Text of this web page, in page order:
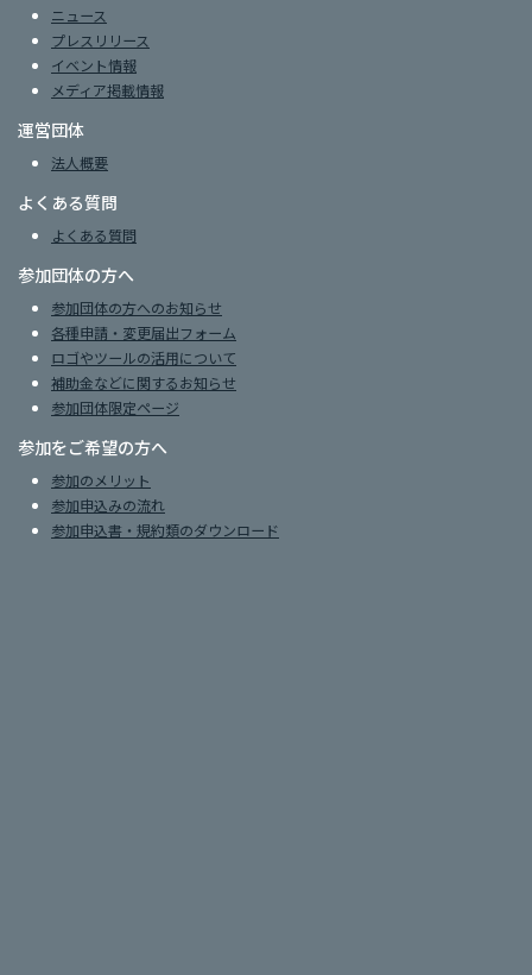
ニュース
プレスリリース
イベント情報
メディア掲載情報
運営団体
法人概要
よくある質問
よくある質問
参加団体の方へ
参加団体の方へのお知らせ
各種申請・変更届出フォーム
ロゴやツールの活用について
補助金などに関するお知らせ
参加団体限定ページ
参加をご希望の方へ
参加のメリット
参加申込みの流れ
参加申込書・規約類のダウンロード